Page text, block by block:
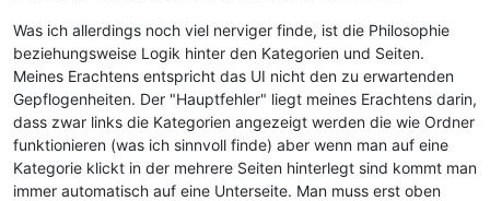
Was ich allerdings noch viel nerviger finde, ist die Philosophie
beziehungsweise Logik hinter den Kategorien und Seiten.
Meines Erachtens entspricht das UI nicht den zu erwartenden
Gepflogenheiten. Der "Hauptfehler" liegt meines Erachtens darin,
dass zwar links die Kategorien angezeigt werden die wie Ordner
funktionieren (was ich sinnvoll finde) aber wenn man auf eine
Kategorie klickt in der mehrere Seiten hinterlegt sind kommt man
immer automatisch auf eine Unterseite. Man muss erst oben